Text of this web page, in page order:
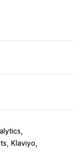
Klaviyo